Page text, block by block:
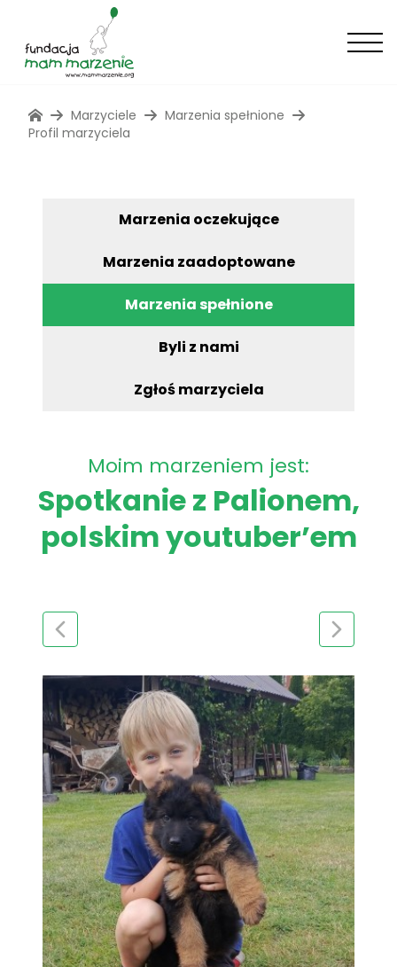
Marzyciele
Marzenia spełnione
Profil marzyciela
Marzenia oczekujące
Marzenia zaadoptowane
Marzenia spełnione
Byli z nami
Zgłoś marzyciela
Moim marzeniem jest:
Spotkanie z Palionem,
polskim youtuber’em